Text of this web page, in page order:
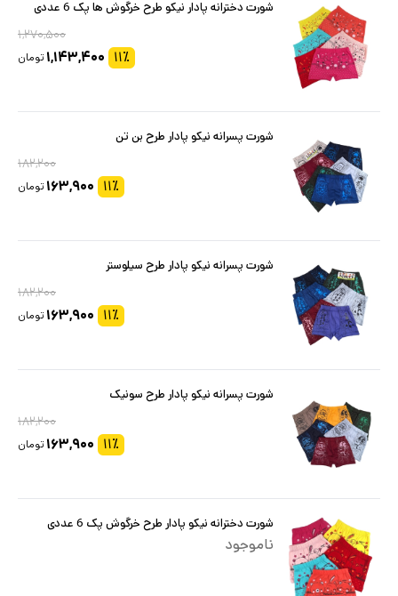
شورت دخترانه پادار نیکو طرح خرگوش ها پک 6 عددی
۱,۲۷۰,۵۰۰
۱۱٪ ۱,۱۴۳,۴۰۰ تومان
شورت پسرانه نیکو پادار طرح بن تن
۱۸۲,۲۰۰
۱۱٪ ۱۶۳,۹۰۰ تومان
شورت پسرانه نیکو پادار طرح سیلوستر
۱۸۲,۲۰۰
۱۱٪ ۱۶۳,۹۰۰ تومان
شورت پسرانه نیکو پادار طرح سونیک
۱۸۲,۲۰۰
۱۱٪ ۱۶۳,۹۰۰ تومان
شورت دخترانه نیکو پادار طرح خرگوش پک 6 عددی
ناموجود